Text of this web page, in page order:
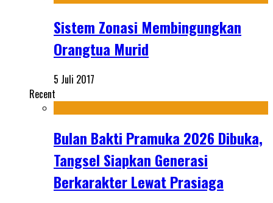
Sistem Zonasi Membingungkan
Orangtua Murid
5 Juli 2017
Recent
Bulan Bakti Pramuka 2026 Dibuka,
Tangsel Siapkan Generasi
Berkarakter Lewat Prasiaga